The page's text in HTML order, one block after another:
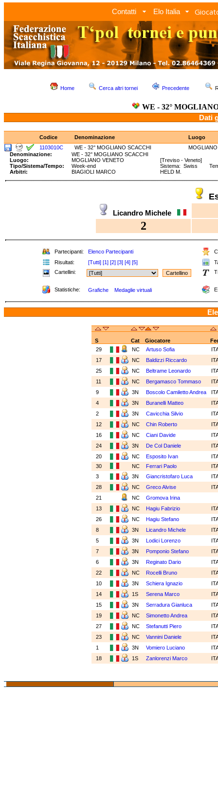
Contatti Elo Italia
Home Cerca altri tornei Precedente
WE - 32°
Dati
Codice Denominazione
Luogo
1103010C
WE - 32° MOGLIANO SCACCHI
Denominazione:
WE - 32° MOGLIANO SCACCHI
Luogo:
MOGLIANO VENETO
[Treviso - Veneto]
Tipo/Sistema/Tempo:
Week-end
Sistema: Swiss
Arbitri:
BIAGIOLI MARCO HELD M.
Licandro Michele
2
Partecipanti: Elenco Partecipanti
Risultati:
[Tutti] [1] [2] [3] [4] [5]
Cartellini:
Statistiche: Grafiche Medaglie virtuali
S Cat Giocatore
29
NC Artuso Sofia
17
NC Baldizzi Riccardo
25
NC Beltrame Leonardo
11
NC Bergamasco Tommaso
9
3N Boscolo Camiletto Andrea
4
3N Buranelli Matteo
2
3N Cavicchia Silvio
12
NC Chin Roberto
16
NC Ciani Davide
24
3N De Col Daniele
20
NC Esposito Ivan
30
NC Ferrari Paolo
3
3N Giancristofaro Luca
28
NC Greco Alvise
21
NC
Gromova Irina
13
NC Hagiu Fabrizio
26
NC Hagiu Stefano
8
3N Licandro Michele
5
3N Lodici Lorenzo
7
3N Pomponio Stefano
6
3N Reginato Dario
22
NC Rocelli Bruno
10
3N Schiera Ignazio
14
1S Serena Marco
15
3N Serradura Gianluca
19
NC Simonetto Andrea
27
NC Stefanutti Piero
23
NC Vannini Daniele
1
3N Vomiero Luciano
18
1S Zanlorenzi Marco